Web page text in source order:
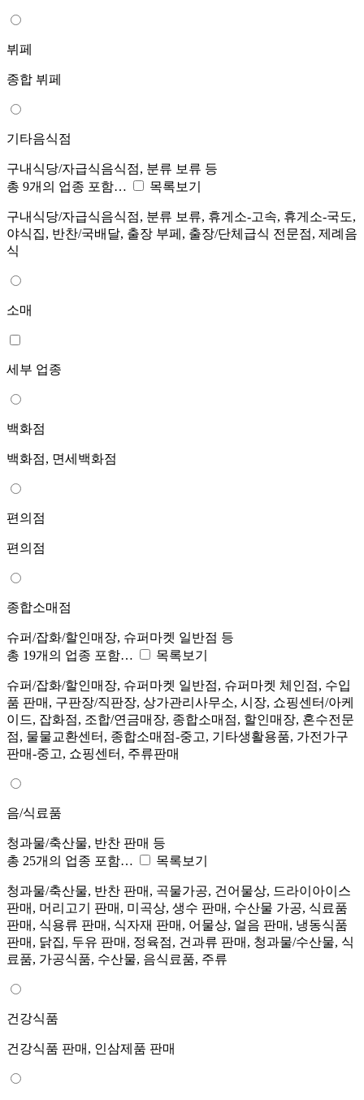
뷔페
종합 뷔페
기타음식점
구내식당/자급식음식점, 분류 보류 등
총 9개의 업종 포함…
목록보기
구내식당/자급식음식점, 분류 보류, 휴게소-고속, 휴게소-국도,
야식집, 반찬/국배달, 출장 부페, 출장/단체급식 전문점, 제례음
식
소매
세부 업종
백화점
백화점, 면세백화점
편의점
편의점
종합소매점
슈퍼/잡화/할인매장, 슈퍼마켓 일반점 등
총 19개의 업종 포함…
목록보기
슈퍼/잡화/할인매장, 슈퍼마켓 일반점, 슈퍼마켓 체인점, 수입
품 판매, 구판장/직판장, 상가관리사무소, 시장, 쇼핑센터/아케
이드, 잡화점, 조합/연금매장, 종합소매점, 할인매장, 혼수전문
점, 물물교환센터, 종합소매점-중고, 기타생활용품, 가전가구
판매-중고, 쇼핑센터, 주류판매
음/식료품
청과물/축산물, 반찬 판매 등
총 25개의 업종 포함…
목록보기
청과물/축산물, 반찬 판매, 곡물가공, 건어물상, 드라이아이스
판매, 머리고기 판매, 미곡상, 생수 판매, 수산물 가공, 식료품
판매, 식용류 판매, 식자재 판매, 어물상, 얼음 판매, 냉동식품
판매, 닭집, 두유 판매, 정육점, 건과류 판매, 청과물/수산물, 식
료품, 가공식품, 수산물, 음식료품, 주류
건강식품
건강식품 판매, 인삼제품 판매